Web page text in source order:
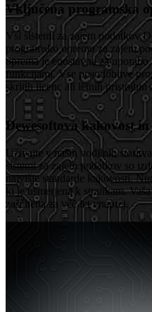
Vključena programska
Vsi sistemi za zajem podatkov
programsko opremo za zajem
oprema je enostavna za
funkcijami. Vse posodobitve
skritih licenc ali letnih pristojbin
Dewesoftova kakovost
Uživajte v naših vodilnih
sistemi za zajem podatkov so
najvišje standarde kakovosti.
ki je usmerjena k strankam.
zaščitena za več let vnaprej.